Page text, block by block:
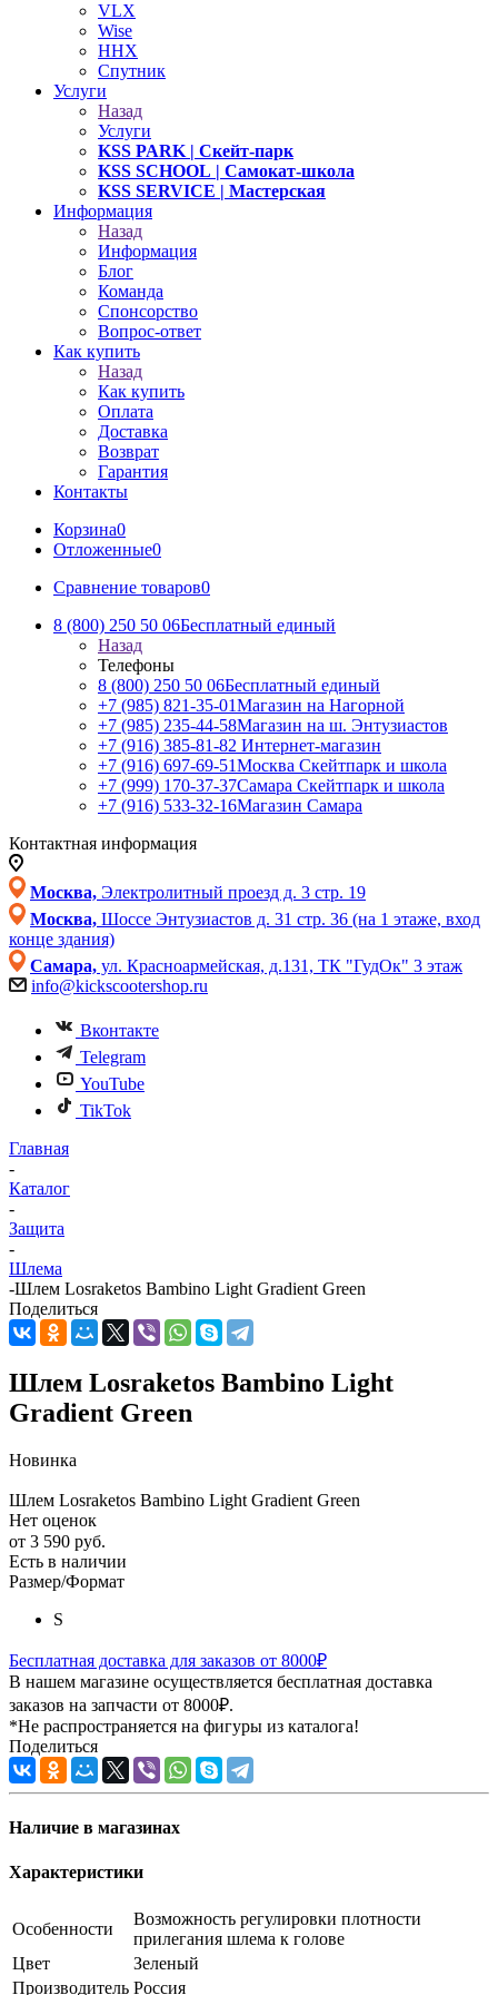
VLX
Wise
ННХ
Спутник
Услуги
Назад
Услуги
KSS PARK | Скейт-парк
KSS SCHOOL | Самокат-школа
KSS SERVICE | Мастерская
Информация
Назад
Информация
Блог
Команда
Спонсорство
Вопрос-ответ
Как купить
Назад
Как купить
Оплата
Доставка
Возврат
Гарантия
Контакты
Корзина0
Отложенные0
Сравнение товаров0
8 (800) 250 50 06Бесплатный единый
Назад
Телефоны
8 (800) 250 50 06Бесплатный единый
+7 (985) 821-35-01Магазин на Нагорной
+7 (985) 235-44-58Магазин на ш. Энтузиастов
+7 (916) 385-81-82 Интернет-магазин
+7 (916) 697-69-51Москва Скейтпарк и школа
+7 (999) 170-37-37Самара Скейтпарк и школа
+7 (916) 533-32-16Магазин Самара
Контактная информация
Москва, Электролитный проезд д. 3 стр. 19
Москва, Шоссе Энтузиастов д. 31 стр. 36 (на 1 этаже, вход
конце здания)
Самара, ул. Красноармейская, д.131, ТК "ГудОк" 3 этаж
info@kickscootershop.ru
Вконтакте
Telegram
YouTube
TikTok
Главная
-
Каталог
-
Защита
-
Шлема
-Шлем Losraketos Bambino Light Gradient Green
Поделиться
Шлем Losraketos Bambino Light
Gradient Green
Новинка
Шлем Losraketos Bambino Light Gradient Green
Нет оценок
от 3 590 руб.
Есть в наличии
Размер/Формат
S
Бесплатная доставка для заказов от 8000₽
В нашем магазине осуществляется бесплатная доставка
заказов на запчасти от 8000₽.
*Не распространяется на фигуры из каталога!
Поделиться
Наличие в магазинах
Характеристики
Особенности
Возможность регулировки плотности
прилегания шлема к голове
Цвет
Зеленый
Производитель Россия